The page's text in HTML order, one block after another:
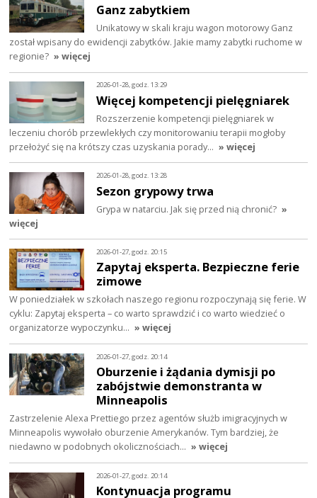
Ganz zabytkiem
Unikatowy w skali kraju wagon motorowy Ganz
został wpisany do ewidencji zabytków. Jakie mamy zabytki ruchome w
regionie? » więcej
2026-01-28, godz. 13:29
Więcej kompetencji pielęgniarek
Rozszerzenie kompetencji pielęgniarek w
leczeniu chorób przewlekłych czy monitorowaniu terapii mogłoby
przełożyć się na krótszy czas uzyskania porady… » więcej
2026-01-28, godz. 13:28
Sezon grypowy trwa
Grypa w natarciu. Jak się przed nią chronić? »
więcej
2026-01-27, godz. 20:15
Zapytaj eksperta. Bezpieczne ferie
zimowe
W poniedziałek w szkołach naszego regionu rozpoczynają się ferie. W
cyklu: Zapytaj eksperta – co warto sprawdzić i co warto wiedzieć o
organizatorze wypoczynku… » więcej
2026-01-27, godz. 20:14
Oburzenie i żądania dymisji po
zabójstwie demonstranta w
Minneapolis
Zastrzelenie Alexa Prettiego przez agentów służb imigracyjnych w
Minneapolis wywołało oburzenie Amerykanów. Tym bardziej, że
niedawno w podobnych okolicznościach… » więcej
2026-01-27, godz. 20:14
Kontynuacja programu